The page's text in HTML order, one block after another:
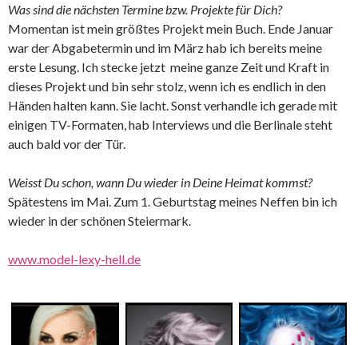
Was sind die nächsten Termine bzw. Projekte für Dich?
Momentan ist mein größtes Projekt mein Buch. Ende Januar
war der Abgabetermin und im März hab ich bereits meine
erste Lesung. Ich stecke jetzt meine ganze Zeit und Kraft in
dieses Projekt und bin sehr stolz, wenn ich es endlich in den
Händen halten kann. Sie lacht. Sonst verhandle ich gerade mit
einigen TV-Formaten, hab Interviews und die Berlinale steht
auch bald vor der Tür.
Weisst Du schon, wann Du wieder in Deine Heimat kommst?
Spätestens im Mai. Zum 1. Geburtstag meines Neffen bin ich
wieder in der schönen Steiermark.
www.model-lexy-hell.de